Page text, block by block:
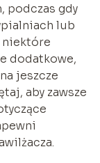
podczas gdy
lub
niektóre
dodatkowe,
jeszcze
aby zawsze